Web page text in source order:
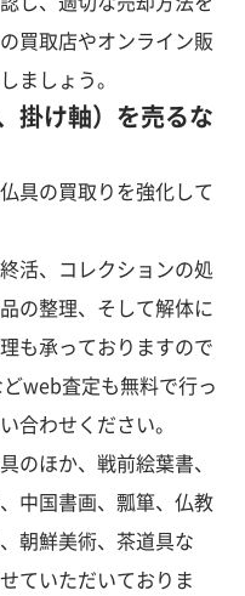
買取店やオンライン販
ましょう。
掛け軸）を売るな
具の買取りを強化して
活、コレクションの処
の整理、そして解体に
も承っておりますので
web査定も無料で行っ
合わせください。
のほか、戦前絵葉書、
中国書画、瓢箪、仏教
朝鮮美術、茶道具な
ていただいておりま